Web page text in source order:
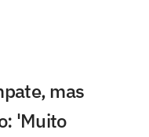
mas
'Muito